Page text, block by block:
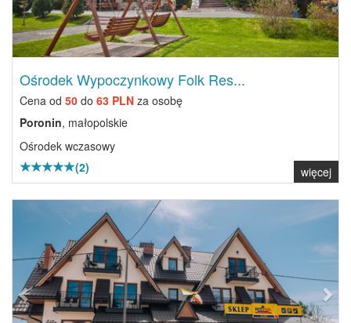
Ośrodek Wypoczynkowy Folk Res...
Cena od 50 do 63 PLN za osobę
Poronin, małopolskie
Ośrodek wczasowy
(2)
więcej
Previous Next